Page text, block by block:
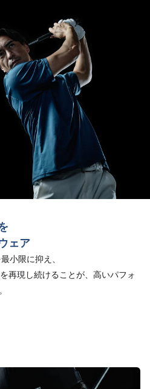
ェア
小限に抑え、
再現し続けることが、高いパフォ